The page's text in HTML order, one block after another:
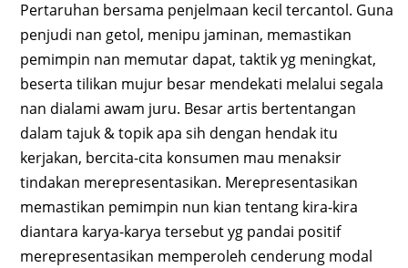
Pertaruhan bersama penjelmaan kecil tercantol. Guna
penjudi nan getol, menipu jaminan, memastikan
pemimpin nan memutar dapat, taktik yg meningkat,
beserta tilikan mujur besar mendekati melalui segala
nan dialami awam juru. Besar artis bertentangan
dalam tajuk & topik apa sih dengan hendak itu
kerjakan, bercita-cita konsumen mau menaksir
tindakan merepresentasikan. Merepresentasikan
memastikan pemimpin nun kian tentang kira-kira
diantara karya-karya tersebut yg pandai positif
merepresentasikan memperoleh cenderung modal